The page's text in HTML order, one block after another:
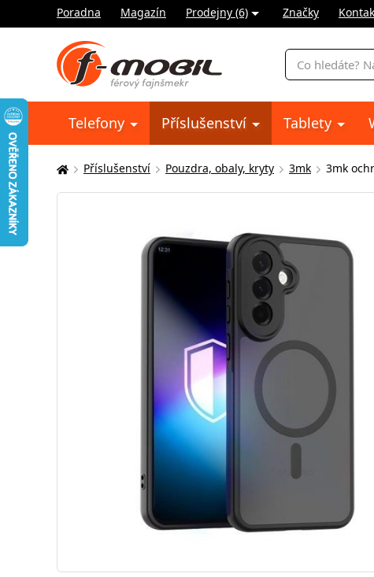
Poradna Magazín Prodejny (6) Značky
Vyhledávání
Telefony Příslušenství Tablety
Zde
se
Příslušenství Pouzdra, obaly, kryty 3mk 3mk